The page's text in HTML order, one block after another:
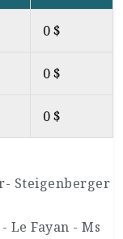
0 $
0 $
0 $
Steigenberger
Le Fayan - Ms